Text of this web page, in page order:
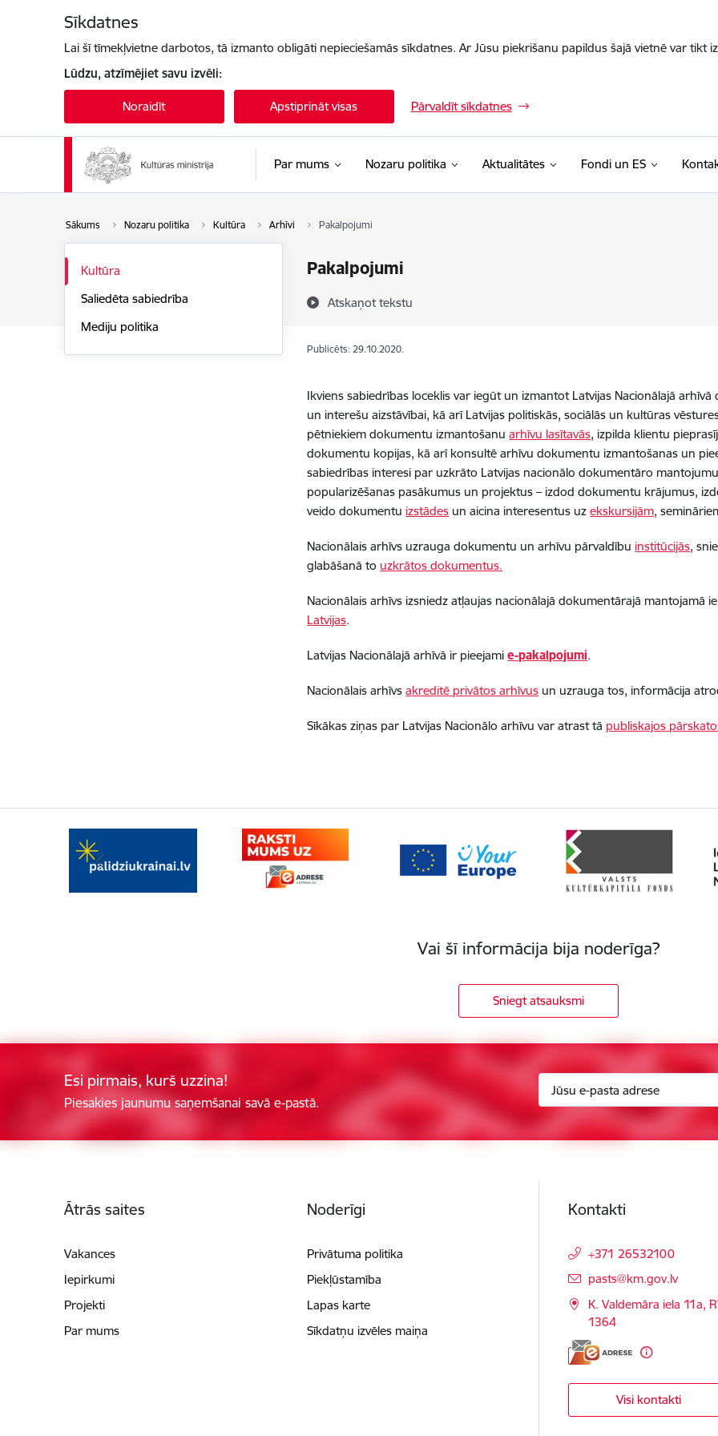
Sīkdatnes
Lai šī tīmekļvietne darbotos, tā izmanto obligāti nepieciešamās sīkdatnes. Ar Jūsu piekrišanu papildus šajā vietnē var tikt
Lūdzu, atzīmējiet savu izvēli:
Noraidīt Apstiprināt visas Pārvaldīt sīkdatnes
Par mums Nozaru politika Aktualitātes Fondi un ES
Sākums Nozaru politika Kultūra Arhīvi Pakalpojumi
Pakalpojumi
Atskaņot tekstu
Kultūra
Saliedēta sabiedrība
Mediju politika
Publicēts: 29.10.2020.
Ikviens sabiedrības loceklis var iegūt un izmantot Latvijas Nacionālajā
un interešu aizstāvībai, kā arī Latvijas politiskās, sociālās un kultūras
pētniekiem dokumentu izmantošanuarhīvu lasītavās, izpilda klientu
dokumentu kopijas, kā arī konsultē arhīvu dokumentu izmantošanas un
sabiedrības interesi par uzkrāto Latvijas nacionālo dokumentāro
popularizēšanas pasākumus un projektus – izdod dokumentu krājumus,
veido dokumentu izstādes un aicina interesentus uzekskursijām,
Nacionālais arhīvs uzrauga dokumentu un arhīvu pārvaldību institūcijās,
glabāšanā to uzkrātos dokumentus.
Nacionālais arhīvs izsniedz atļaujas nacionālajā dokumentārajā mantojamā
Latvijas.
Latvijas Nacionālajā arhīvā ir pieejamie-pakalpojumi.
Nacionālais arhīvsakreditē privātos arhīvus un uzrauga tos, informācija
Sīkākas ziņas par Latvijas Nacionālo arhīvu var atrast tā publiskajos
Vai šī informācija bija noderīga?
Sniegt atsauksmi
Esi pirmais, kurš uzzina!
Piesakies jaunumu saņemšanai savā e-pastā.
Ātrās saites
Vakances
Iepirkumi
Projekti
Par mums
Noderīgi
Privātuma politika
Piekļūstamība
Lapas karte
Sīkdatņu izvēles maiņa
Kontakti
+371 26532100
E-pasts:
pasts@km.gov.lv
K. Valdemāra iela 11a,
1364
Visi kontakti